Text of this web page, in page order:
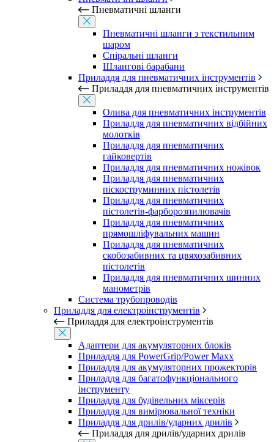
Пневматичні шланги
Пневматичні шланги з текстильним
шаром
Спіральні шланги
Шлангові барабани
Приладдя для пневматичних інструментів
Приладдя для пневматичних інструментів
Олива для пневматичних інструментів
Приладдя для пневматичних відбійних
молотків
Приладдя для пневматичних
гайковертів
Приладдя для пневматичних ножівок
Приладдя для пневматичних
піскоструминних пістолетів
Приладдя для пневматичних
пістолетів-фарборозпилювачів
Приладдя для пневматичних
прямошліфувальних машин
Приладдя для пневматичних
скобозабивних та цвяхозабивних
пістолетів
Приладдя для пневматичних шинних
манометрів
Система трубопроводів
Приладдя для електроінструментів
Приладдя для електроінструментів
Адаптери для акумуляторних блоків
Приладдя для PowerGrip/Power Maxx
Приладдя для акумуляторних прожекторів
Приладдя для багатофункціонального
інструменту
Приладдя для будівельних міксерів
Приладдя для вимірювальної техніки
Приладдя для дрилів/ударних дрилів
Приладдя для дрилів/ударних дрилів